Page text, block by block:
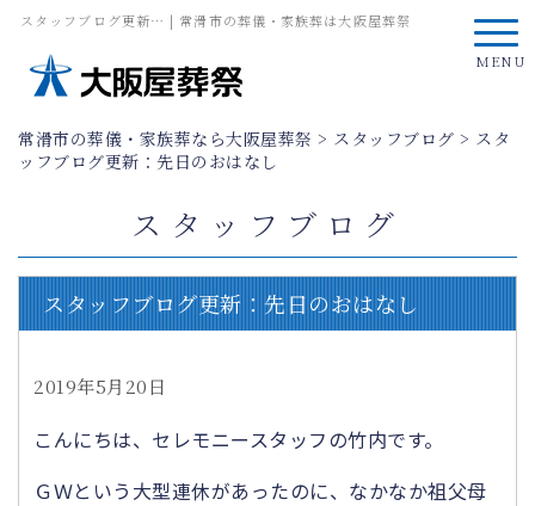
スタッフブログ更新… | 常滑市の葬儀・家族葬は大阪屋葬祭
MENU
常滑市の葬儀・家族葬なら大阪屋葬祭 > スタッフブログ > スタ
ッフブログ更新：先日のおはなし
スタッフブログ
スタッフブログ更新：先日のおはなし
2019年5月20日
こんにちは、セレモニースタッフの竹内です。
ＧＷという大型連休があったのに、なかなか祖父母